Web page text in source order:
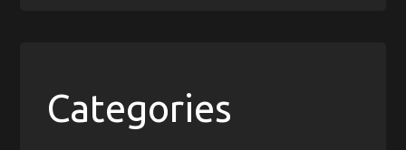
Categories